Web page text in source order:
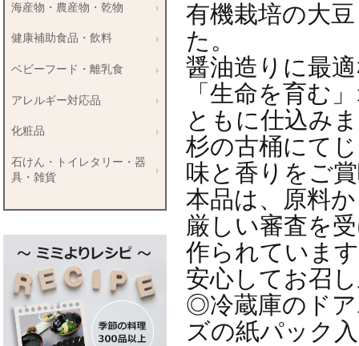
有機栽培の大
た。
醤油造りに最
「生命を育む
ともに仕込み
杉の古桶にて
味と香りをご
本品は、原料
厳しい審査を
作られていま
安心してお召
◎冷蔵庫のド
ズの紙パック
海産物・農産物・乾物
健康補助食品・飲料
ベビーフード・離乳食
アレルギー対応品
化粧品
石けん・トイレタリー・器
具・雑貨